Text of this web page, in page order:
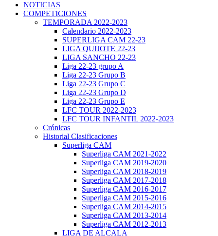
NOTICIAS
COMPETICIONES
TEMPORADA 2022-2023
Calendario 2022-2023
SUPERLIGA CAM 22-23
LIGA QUIJOTE 22-23
LIGA SANCHO 22-23
Liga 22-23 grupo A
Liga 22-23 Grupo B
Liga 22-23 Grupo C
Liga 22-23 Grupo D
Liga 22-23 Grupo E
LFC TOUR 2022-2023
LFC TOUR INFANTIL 2022-2023
Crónicas
Historial Clasificaciones
Superliga CAM
Superliga CAM 2021-2022
Superliga CAM 2019-2020
Superliga CAM 2018-2019
Superliga CAM 2017-2018
Superliga CAM 2016-2017
Superliga CAM 2015-2016
Superliga CAM 2014-2015
Superliga CAM 2013-2014
Superliga CAM 2012-2013
LIGA DE ALCALA